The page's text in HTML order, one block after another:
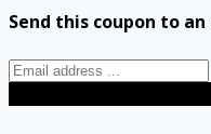
Send this coupon to